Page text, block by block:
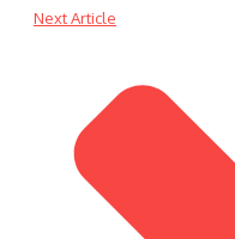
Next Article